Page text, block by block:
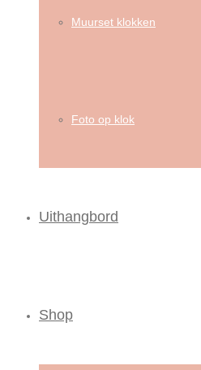
Muurset klokken
Foto op klok
Uithangbord
Shop